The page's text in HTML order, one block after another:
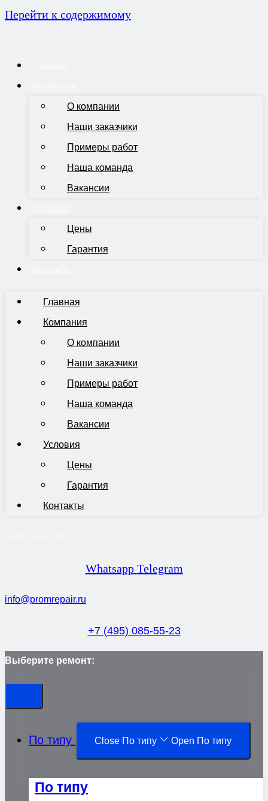
Перейти к содержимому
О компании
Наши заказчики
Примеры работ
Наша команда
Вакансии
Цены
Гарантия
Главная
Компания
О компании
Наши заказчики
Примеры работ
Наша команда
Вакансии
Условия
Цены
Гарантия
Контакты
Whatsapp Telegram
info@promrepair.ru
+7 (495) 085-55-23
Выберите ремонт:
По типу Close По типу Open По типу
По типу